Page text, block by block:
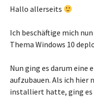
Hallo allerseits
Ich beschäftige mich
Thema Windows 10
Nun ging es darum eine
aufzubauen. Als ich hier
installiert hatte, ging es